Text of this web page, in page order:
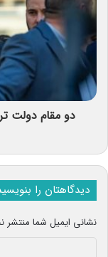
دو مقام دولت
دیدگاهتان را
نشانی ایمیل شما منتشر